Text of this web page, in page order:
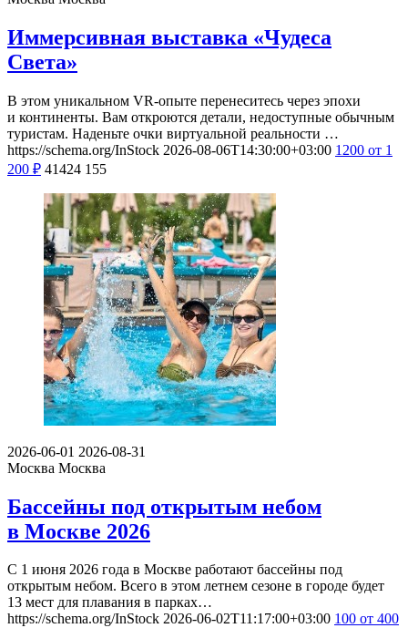
Иммерсивная выставка «Чудеса
Света»
В этом уникальном VR-опыте перенеситесь через эпохи
и континенты. Вам откроются детали, недоступные обычным
туристам. Наденьте очки виртуальной реальности …
https://schema.org/InStock 2026-08-06T14:30:00+03:00 1200 от 1
200 ₽ 41424 155
2026-06-01 2026-08-31
Москва Москва
Бассейны под открытым небом
в Москве 2026
С 1 июня 2026 года в Москве работают бассейны под
открытым небом. Всего в этом летнем сезоне в городе будет
13 мест для плавания в парках…
https://schema.org/InStock 2026-06-02T11:17:00+03:00 100 от 400